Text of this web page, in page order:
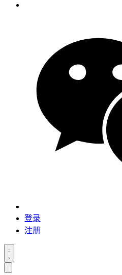
登录
注册